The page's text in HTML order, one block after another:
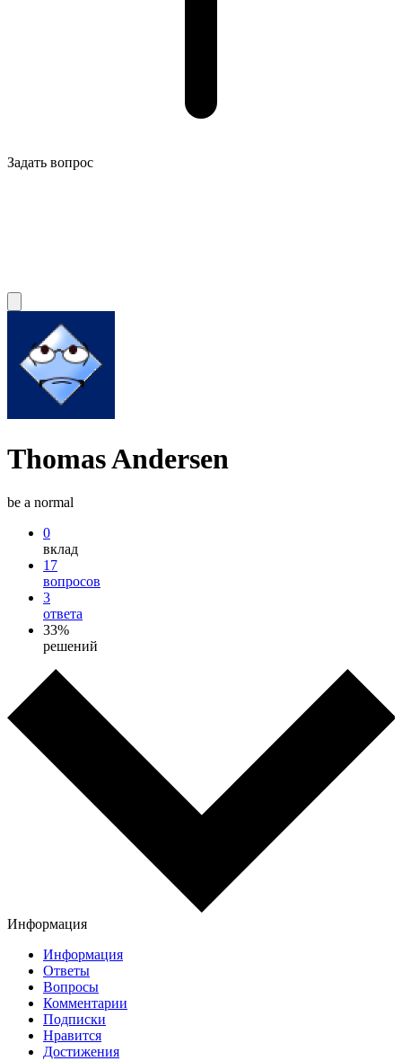
Задать вопрос
Thomas Andersen
be a normal
0
вклад
17
вопросов
3
ответа
33%
решений
Информация
Информация
Ответы
Вопросы
Комментарии
Подписки
Нравится
Достижения